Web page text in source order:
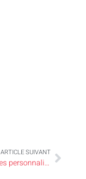
ARTICLE SUIVANT
Broderie créative : embellissez votre intérieur avec des touches personnalisées